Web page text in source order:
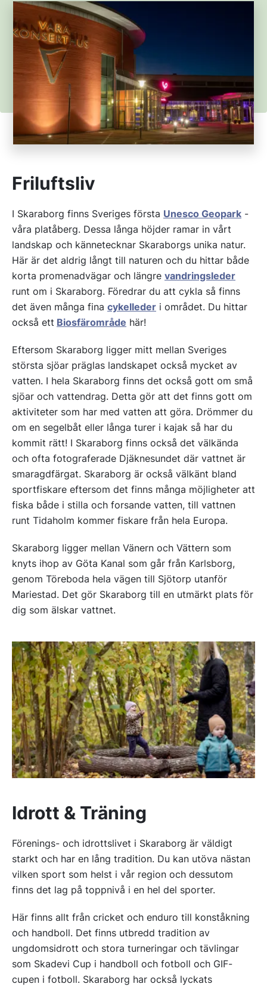
Friluftsliv
I Skaraborg finns Sveriges första Unesco Geopark -
våra platåberg. Dessa långa höjder ramar in vårt
landskap och kännetecknar Skaraborgs unika natur.
Här är det aldrig långt till naturen och du hittar både
korta promenadvägar och längre vandringsleder
runt om i Skaraborg. Föredrar du att cykla så finns
det även många fina cykelleder i området. Du hittar
också ett Biosfärområde här!
Eftersom Skaraborg ligger mitt mellan Sveriges
största sjöar präglas landskapet också mycket av
vatten. I hela Skaraborg finns det också gott om små
sjöar och vattendrag. Detta gör att det finns gott om
aktiviteter som har med vatten att göra. Drömmer du
om en segelbåt eller långa turer i kajak så har du
kommit rätt! I Skaraborg finns också det välkända
och ofta fotograferade Djäknesundet där vattnet är
smaragdfärgat. Skaraborg är också välkänt bland
sportfiskare eftersom det finns många möjligheter att
fiska både i stilla och forsande vatten, till vattnen
runt Tidaholm kommer fiskare från hela Europa.
Skaraborg ligger mellan Vänern och Vättern som
knyts ihop av Göta Kanal som går från Karlsborg,
genom Töreboda hela vägen till Sjötorp utanför
Mariestad. Det gör Skaraborg till en utmärkt plats för
dig som älskar vattnet.
Idrott & Träning
Förenings- och idrottslivet i Skaraborg är väldigt
starkt och har en lång tradition. Du kan utöva nästan
vilken sport som helst i vår region och dessutom
finns det lag på toppnivå i en hel del sporter.
Här finns allt från cricket och enduro till konståkning
och handboll. Det finns utbredd tradition av
ungdomsidrott och stora turneringar och tävlingar
som Skadevi Cup i handboll och fotboll och GIF-
cupen i fotboll. Skaraborg har också lyckats